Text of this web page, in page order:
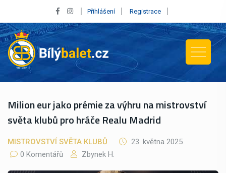
Přihlášení Registrace
Milion eur jako prémie za výhru na mistrovství
světa klubů pro hráče Realu Madrid
MISTROVSTVÍ SVĚTA KLUBŮ
23. května 2025
0 Komentářů
Zbynek H.